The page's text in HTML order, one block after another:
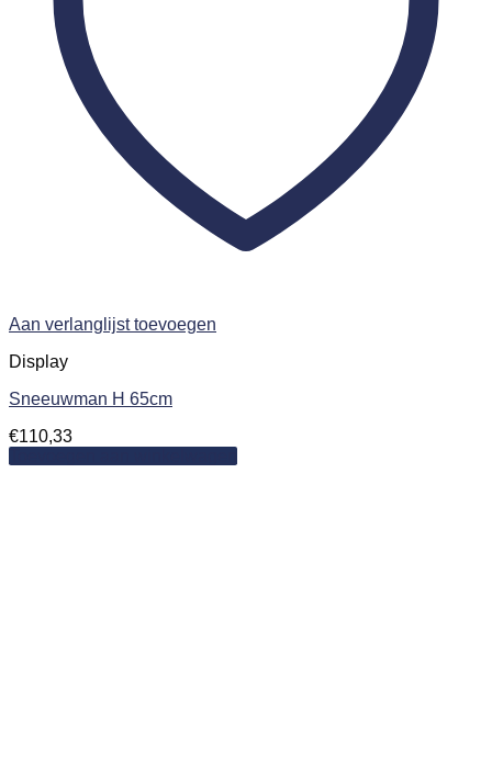
Aan verlanglijst toevoegen
Display
Sneeuwman H 65cm
€110,33